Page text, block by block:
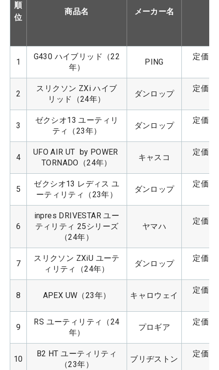
順
位
商品名 メーカー名
1
G430 ハイブリッド（22
年）
PING
定価
2
スリクソン ZXi ハイブ
リッド（24年）
ダンロップ
定価
3
ゼクシオ13 ユーティリ
ティ（23年）
ダンロップ
定価
4
UFO AIR UT  by POWER
TORNADO（24年）
キャスコ
定価
5
ゼクシオ13 レディス ユ
ーティリティ（23年）
ダンロップ
定価
6
inpres DRIVESTAR ユー
ティリティ 25シリーズ
（24年）
ヤマハ
定価
7
スリクソン ZXiU ユーテ
ィリティ（24年）
ダンロップ
定価
8 APEX UW（23年） キャロウェイ
定価
9
RS ユーティリティ（24
年）
プロギア
定価
10
B2 HT ユーティリティ
（23年）
ブリヂストン
定価